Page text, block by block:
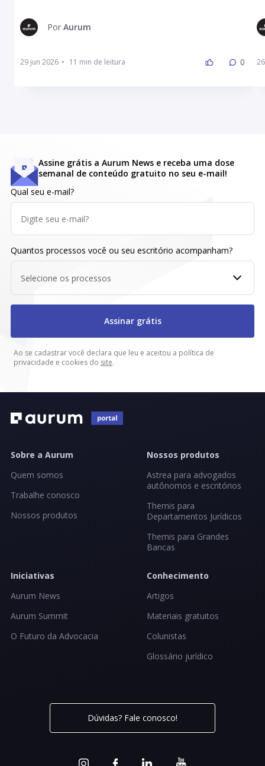
Por Aurum
29 jun 2026 • 0
Assine grátis a Aurum News e receba uma dose
semanal de conteúdo gratuito no seu e-mail!
Qual seu e-mail?
Quantos processos você ou seu escritório acompanham?
Selecione os processos
Assinar grátis
Ao se cadastrar você declara que leu e aceitou a política de
privacidade e cookies do site.
Sobre a Aurum
Quem somos
Trabalhe conosco
Nossos produtos
Nossos produtos
Astrea para advogados
autônomos e escritórios
Themis para
Departamentos Jurídicos
Themis para Grandes
Bancas
Iniciativas
Aurum News
Aurum Summit
O Futuro da Advocacia
Conhecimento
Artigos
Materiais gratuitos
Colunistas
Glossário jurídico
Dúvidas? Fale conosco!